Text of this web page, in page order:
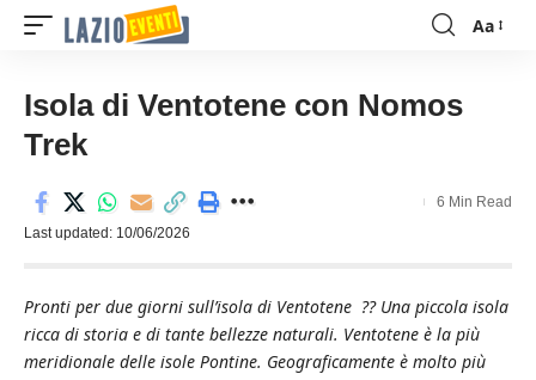
Font
Aa
Isola di Ventotene con Nomos
Trek
Last updated: 10/06/2026
6 Min Read
Pronti per due giorni sull’isola di Ventotene ?? Una piccola isola
ricca di storia e di tante bellezze naturali. Ventotene è la più
meridionale delle isole Pontine. Geograficamente è molto più